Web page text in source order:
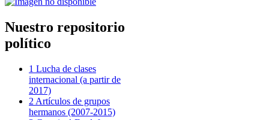
Nuestro repositorio
político
1 Lucha de clases
internacional (a partir de
2017)
2 Artículos de grupos
hermanos (2007-2015)